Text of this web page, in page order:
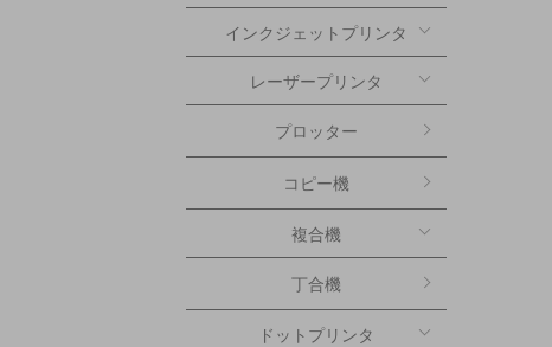
インクジェットプリンタ
レーザープリンタ
プロッター
コピー機
複合機
丁合機
ドットプリンタ